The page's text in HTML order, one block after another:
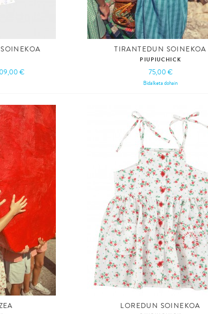
€
TIRANTEDUN SOINEKOA
PIUPIUCHICK
75,00 €
Bidalketa dohain
LOREDUN SOINEKOA